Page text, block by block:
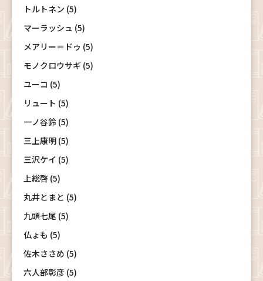
トルトネン (5)
マーラッシュ (5)
メアリー＝ドゥ (5)
モノクロウサギ (5)
ユーコ (5)
リュート (5)
一ノ谷鈴 (5)
三上康明 (5)
三沢ケイ (5)
上総啓 (5)
丸井とまと (5)
九頭七尾 (5)
仏ょも (5)
佐木ささめ (5)
六人部彰彦 (5)